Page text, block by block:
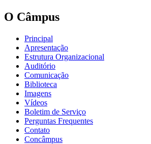
O Câmpus
Principal
Apresentação
Estrutura Organizacional
Auditório
Comunicação
Biblioteca
Imagens
Vídeos
Boletim de Serviço
Perguntas Frequentes
Contato
Concâmpus